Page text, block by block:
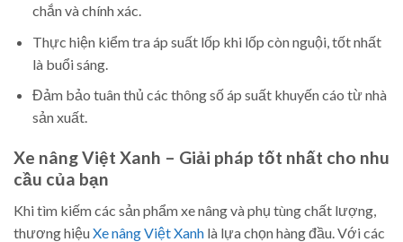
chắn và chính xác.
Thực hiện kiểm tra áp suất lốp khi lốp còn nguội, tốt nhất
là buổi sáng.
Đảm bảo tuân thủ các thông số áp suất khuyến cáo từ nhà
sản xuất.
Xe nâng Việt Xanh – Giải pháp tốt nhất cho nhu
cầu của bạn
Khi tìm kiếm các sản phẩm xe nâng và phụ tùng chất lượng,
thương hiệuXe nâng Việt Xanh là lựa chọn hàng đầu. Với các